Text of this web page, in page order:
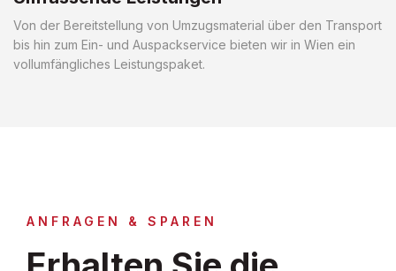
Von der Bereitstellung von Umzugsmaterial über den Transport
bis hin zum Ein- und Auspackservice bieten wir in Wien ein
vollumfängliches Leistungspaket.
ANFRAGEN & SPAREN